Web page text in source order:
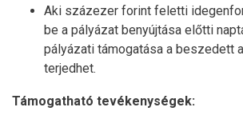
Aki százezer forint feletti
be a pályázat benyújtása előtti
pályázati támogatása a beszedett
terjedhet.
Támogatható tevékenységek: